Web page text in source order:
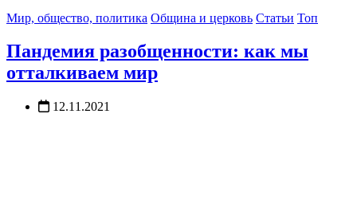
Мир, общество, политика Община и церковь Статьи Топ
Пандемия разобщенности: как мы
отталкиваем мир
12.11.2021